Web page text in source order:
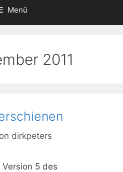
Menü
2011
dirkpeters
5 des